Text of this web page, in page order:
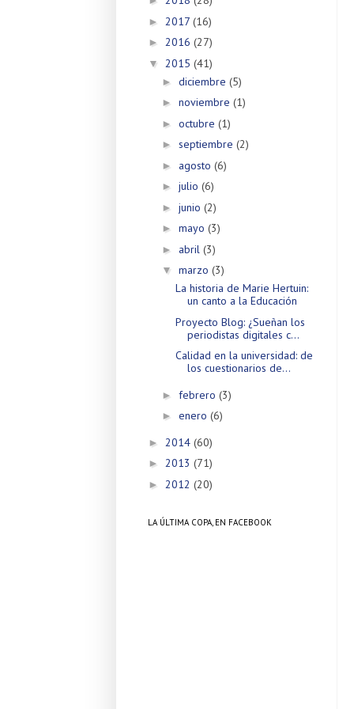
► 2017 (16)
► 2016 (27)
▼ 2015 (41)
► diciembre (5)
► noviembre (1)
► octubre (1)
► septiembre (2)
► agosto (6)
► julio (6)
► junio (2)
► mayo (3)
► abril (3)
▼ marzo (3)
La historia de Marie Hertuin:
un canto a la Educación
Proyecto Blog: ¿Sueñan los
periodistas digitales c...
Calidad en la universidad: de
los cuestionarios de...
► febrero (3)
► enero (6)
► 2014 (60)
► 2013 (71)
► 2012 (20)
LA ÚLTIMA COPA, EN FACEBOOK